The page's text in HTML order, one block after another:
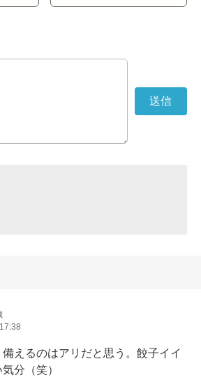
えるのはアリだと思う。餃子イイ
分（笑）